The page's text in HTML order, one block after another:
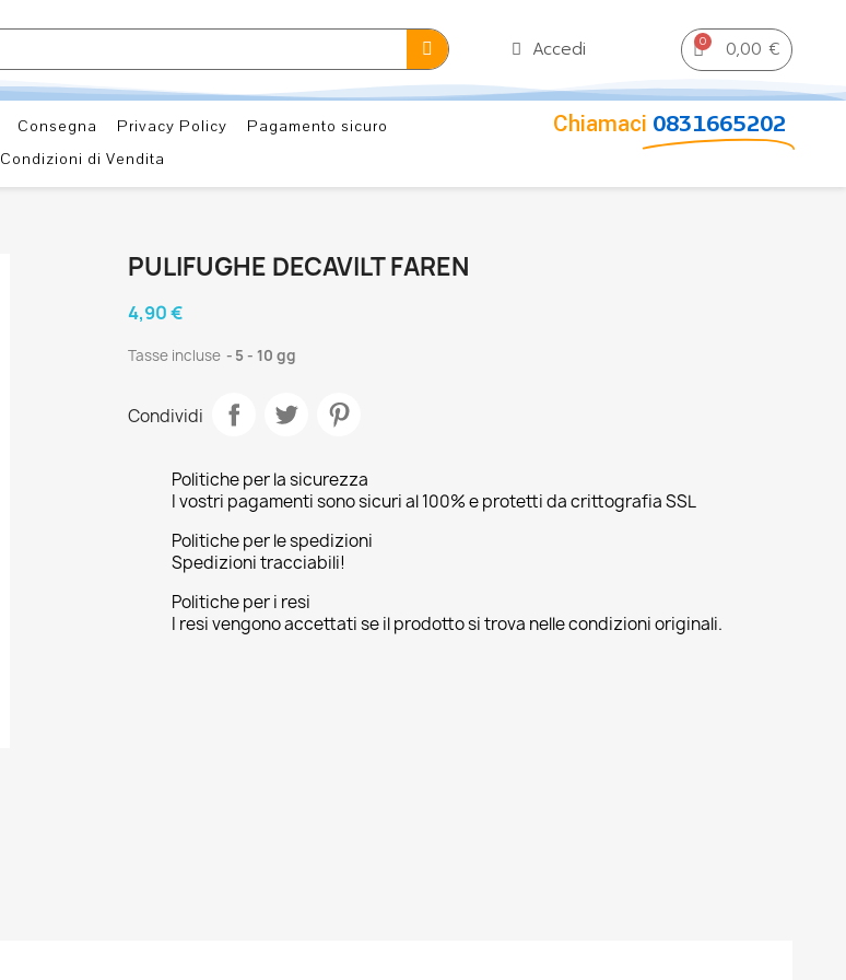
Accedi 0,00 €
Consegna Privacy Policy
Pagamento sicuro
Condizioni di Vendita
Chiamaci 0831665202
PULIFUGHE DECAVILT FAREN
4,90 €
Tasse incluse 5 - 10 gg
Condividi
Politiche per la sicurezza
I vostri pagamenti sono sicuri al 100% e protetti da crittografia SSL
Politiche per le spedizioni
Spedizioni tracciabili!
Politiche per i resi
I resi vengono accettati se il prodotto si trova nelle condizioni originali.